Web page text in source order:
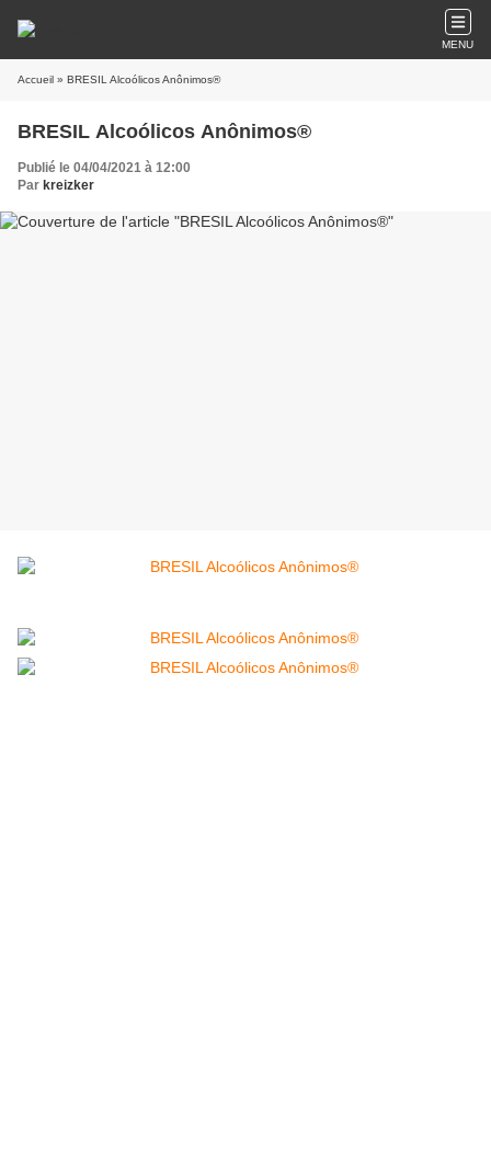
MENU
Accueil » BRESIL Alcoólicos Anônimos®
BRESIL Alcoólicos Anônimos®
Publié le 04/04/2021 à 12:00
Par kreizker